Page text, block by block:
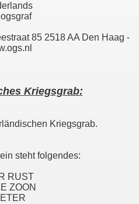
85 2518 AA Den Haag -
Kriegsgrab:
Kriegsgrab.
steht folgendes:
RUST
ZOON